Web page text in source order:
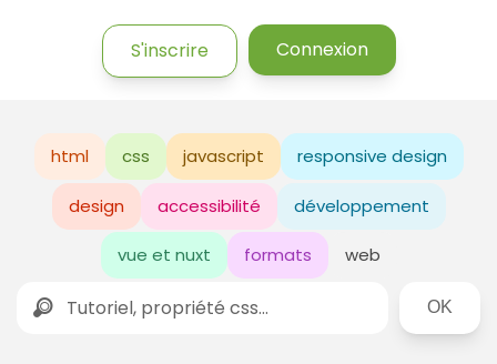
S'inscrire Connexion
html css javascript responsive design
design accessibilité développement
vue et nuxt formats web
Rechercher